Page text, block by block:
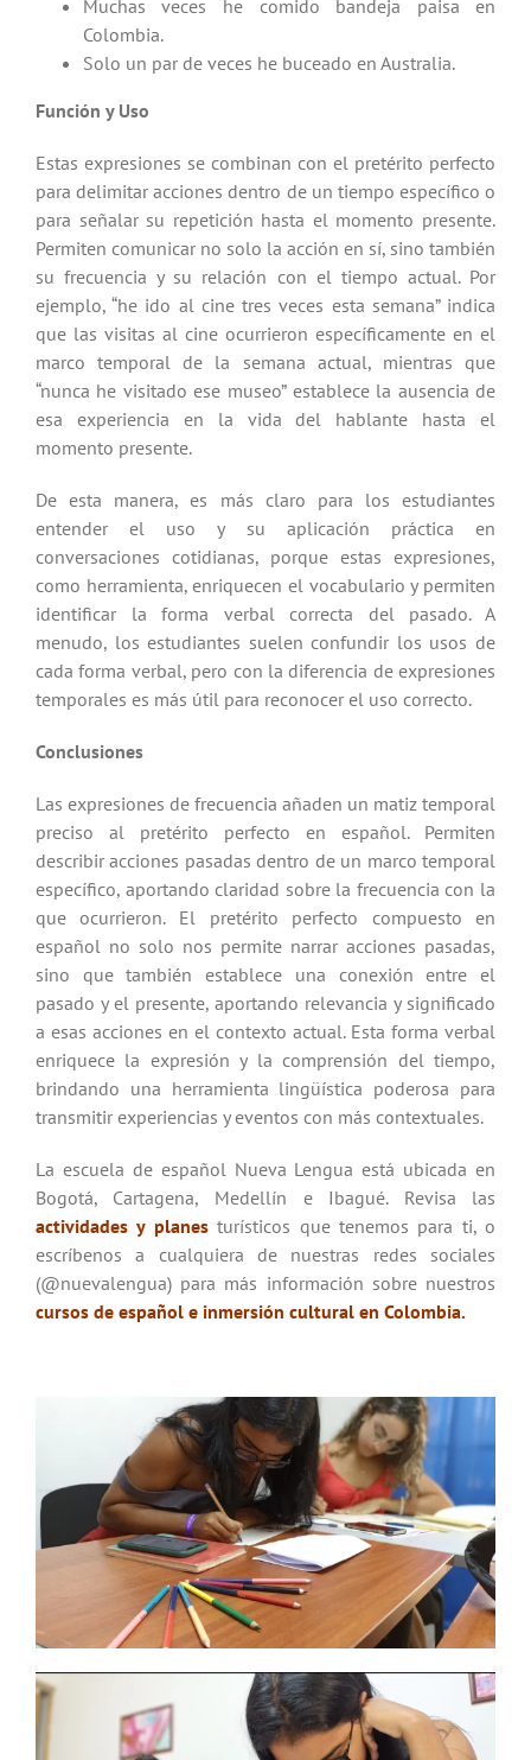
Muchas veces he comido bandeja paisa en
Colombia.
Solo un par de veces he buceado en Australia.
Función y Uso
Estas expresiones se combinan con el pretérito perfecto
para delimitar acciones dentro de un tiempo específico o
para señalar su repetición hasta el momento presente.
Permiten comunicar no solo la acción en sí, sino también
su frecuencia y su relación con el tiempo actual. Por
ejemplo, “he ido al cine tres veces esta semana” indica
que las visitas al cine ocurrieron específicamente en el
marco temporal de la semana actual, mientras que
“nunca he visitado ese museo” establece la ausencia de
esa experiencia en la vida del hablante hasta el
momento presente.
De esta manera, es más claro para los estudiantes
entender el uso y su aplicación práctica en
conversaciones cotidianas, porque estas expresiones,
como herramienta, enriquecen el vocabulario y permiten
identificar la forma verbal correcta del pasado. A
menudo, los estudiantes suelen confundir los usos de
cada forma verbal, pero con la diferencia de expresiones
temporales es más útil para reconocer el uso correcto.
Conclusiones
Las expresiones de frecuencia añaden un matiz temporal
preciso al pretérito perfecto en español. Permiten
describir acciones pasadas dentro de un marco temporal
específico, aportando claridad sobre la frecuencia con la
que ocurrieron. El pretérito perfecto compuesto en
español no solo nos permite narrar acciones pasadas,
sino que también establece una conexión entre el
pasado y el presente, aportando relevancia y significado
a esas acciones en el contexto actual. Esta forma verbal
enriquece la expresión y la comprensión del tiempo,
brindando una herramienta lingüística poderosa para
transmitir experiencias y eventos con más contextuales.
La escuela de español Nueva Lengua está ubicada en
Bogotá, Cartagena, Medellín e Ibagué. Revisa las
actividades y planesturísticos que tenemos para ti, o
escríbenos a cualquiera de nuestras redes sociales
(@nuevalengua) para más información sobre nuestros
cursos de español e inmersión cultural en Colombia.